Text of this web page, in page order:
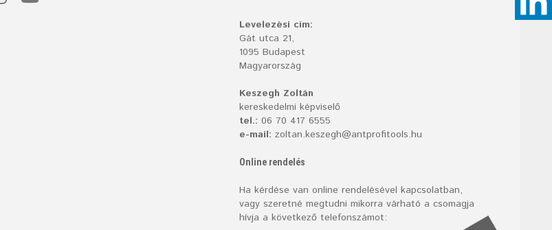
Levelezési cím:
Gát utca 21,
1095 Budapest
Magyarország
Keszegh Zoltán
kereskedelmi képviselő
tel.: 06 70 417 6555
e-mail: zoltan.keszegh@antprofitools.hu
Online rendelés
Ha kérdése van online rendelésével kapcsolatban,
vagy szeretné megtudni mikorra várható a csomagja
hívja a következő telefonszámot: